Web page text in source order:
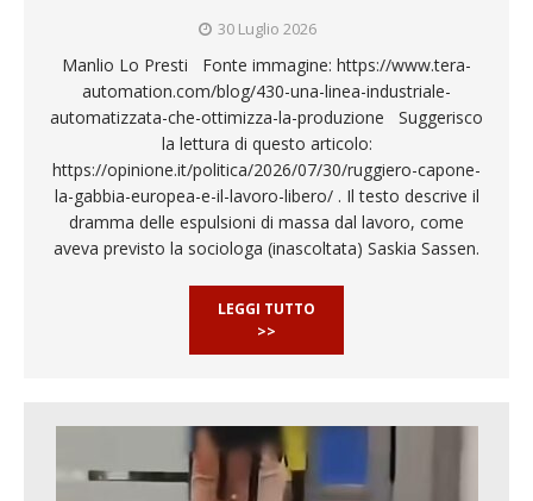
30 Luglio 2026
Manlio Lo Presti Fonte immagine: https://www.tera-
automation.com/blog/430-una-linea-industriale-
automatizzata-che-ottimizza-la-produzione Suggerisco
la lettura di questo articolo:
https://opinione.it/politica/2026/07/30/ruggiero-capone-
la-gabbia-europea-e-il-lavoro-libero/ . Il testo descrive il
dramma delle espulsioni di massa dal lavoro, come
aveva previsto la sociologa (inascoltata) Saskia Sassen.
LEGGI TUTTO
>>